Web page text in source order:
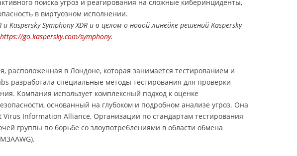
поиска угроз и реагирования на сложные киберинциденты,
в виртуозном исполнении.
и Kaspersky Symphony XDR и в целом о новой линейке решений Kaspersky
https://go.kaspersky.com/symphony.
расположенная в Лондоне, которая занимается тестированием и
разработала специальные методы тестирования для проверки
Компания использует комплексный подход к оценке
основанный на глубоком и подробном анализе угроз. Она
Information Alliance, Организации по стандартам тестирования
группы по борьбе со злоупотреблениями в области обмена